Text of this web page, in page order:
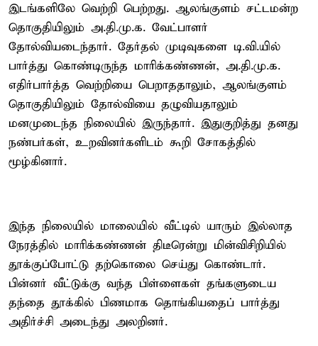
இடங்களிலே வெற்றி பெற்றது. ஆலங்குளம் சட்டமன்ற
தொகுதியிலும் அ.தி.மு.க. வேட்பாளர்
தோல்வியடைந்தார். தேர்தல் முடிவுகளை டி.வி.யில்
பார்த்து கொண்டிருந்த மாரிக்கண்ணன், அ.தி.மு.க.
எதிர்பார்த்த வெற்றியை பெறாததாலும், ஆலங்குளம்
தொகுதியிலும் தோல்வியை தழுவியதாலும்
மனமுடைந்த நிலையில் இருந்தார். இதுகுறித்து தனது
நண்பர்கள், உறவினர்களிடம் கூறி சோகத்தில்
மூழ்கினார்.
இந்த நிலையில் மாலையில் வீட்டில் யாரும் இல்லாத
நேரத்தில் மாரிக்கண்ணன் திடீரென்று மின்விசிறியில்
தூக்குப்போட்டு தற்கொலை செய்து கொண்டார்.
பின்னர் வீட்டுக்கு வந்த பிள்ளைகள் தங்களுடைய
தந்தை தூக்கில் பிணமாக தொங்கியதைப் பார்த்து
அதிர்ச்சி அடைந்து அலறினர்.